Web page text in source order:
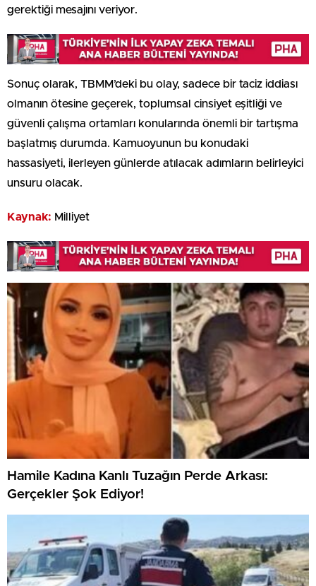
gerektiği mesajını veriyor.
Sonuç olarak, TBMM’deki bu olay, sadece bir taciz iddiası
olmanın ötesine geçerek, toplumsal cinsiyet eşitliği ve
güvenli çalışma ortamları konularında önemli bir tartışma
başlatmış durumda. Kamuoyunun bu konudaki
hassasiyeti, ilerleyen günlerde atılacak adımların belirleyici
unsuru olacak.
Kaynak: Milliyet
Hamile Kadına Kanlı Tuzağın Perde Arkası:
Gerçekler Şok Ediyor!